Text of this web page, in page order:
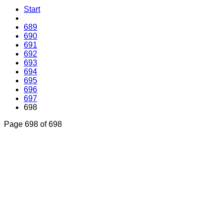
Start
689
690
691
692
693
694
695
696
697
698
Page 698 of 698